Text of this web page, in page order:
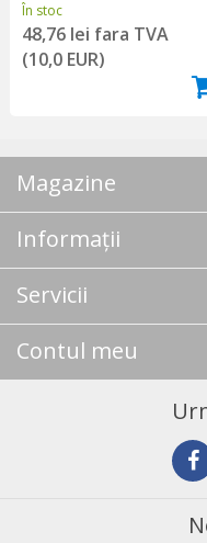
În stoc
48,76 lei fara TVA
(10,0 EUR)
Magazine
Informații
Servicii
Contul meu